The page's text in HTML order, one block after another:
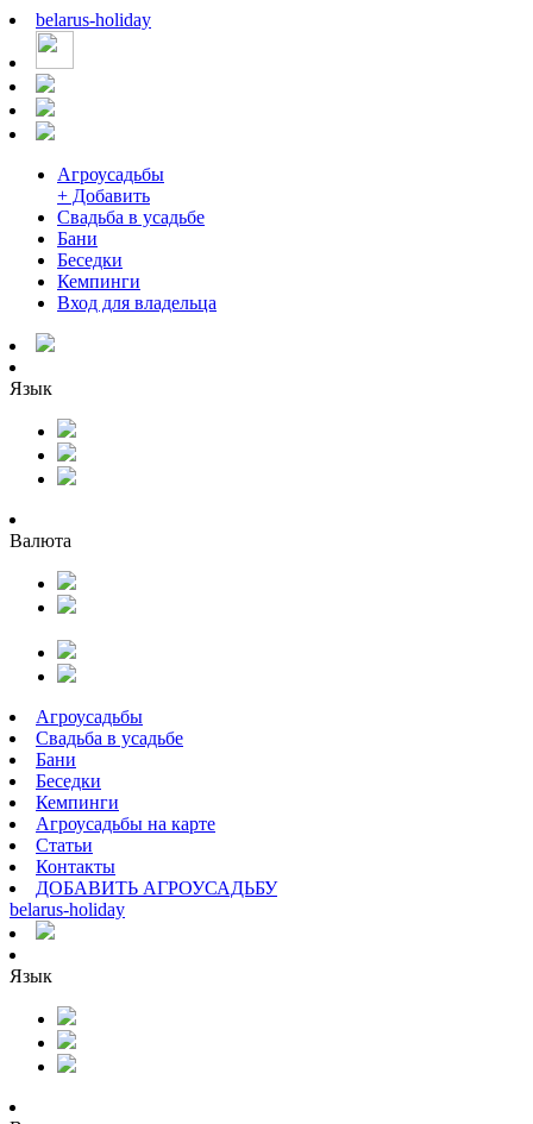
belarus-holiday
Агроусадьбы
+ Добавить
Свадьба в усадьбе
Бани
Беседки
Кемпинги
Вход для владельца
Язык
Валюта
Агроусадьбы
Свадьба в усадьбе
Бани
Беседки
Кемпинги
Агроусадьбы на карте
Статьи
Контакты
ДОБАВИТЬ АГРОУСАДЬБУ
belarus-holiday
Язык